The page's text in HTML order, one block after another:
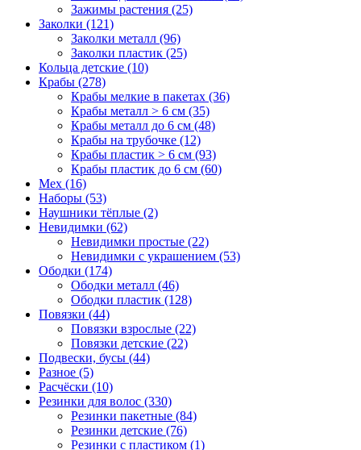
Зажимы растения (25)
Заколки (121)
Заколки металл (96)
Заколки пластик (25)
Кольца детские (10)
Крабы (278)
Крабы мелкие в пакетах (36)
Крабы металл > 6 см (35)
Крабы металл до 6 см (48)
Крабы на трубочке (12)
Крабы пластик > 6 см (93)
Крабы пластик до 6 см (60)
Мех (16)
Наборы (53)
Наушники тёплые (2)
Невидимки (62)
Невидимки простые (22)
Невидимки с украшением (53)
Ободки (174)
Ободки металл (46)
Ободки пластик (128)
Повязки (44)
Повязки взрослые (22)
Повязки детские (22)
Подвески, бусы (44)
Разное (5)
Расчёски (10)
Резинки для волос (330)
Резинки пакетные (84)
Резинки детские (76)
Резинки с пластиком (1)